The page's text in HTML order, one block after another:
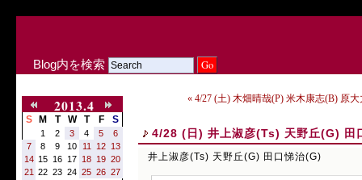
Blog内を検索
2013.4
S M T W T F S
1 2 3 4 5
6
7
8 9 10 11 12 13
14 15 16 17 18 19 20
21
22 23 24 25 26 27
« 4/27 (土) 木畑晴哉(P) 米木康志(B) 原
4/28 (日) 井上淑彦(Ts) 天野丘(G) 田
井上淑彦(Ts) 天野丘(G) 田口悌治(G)